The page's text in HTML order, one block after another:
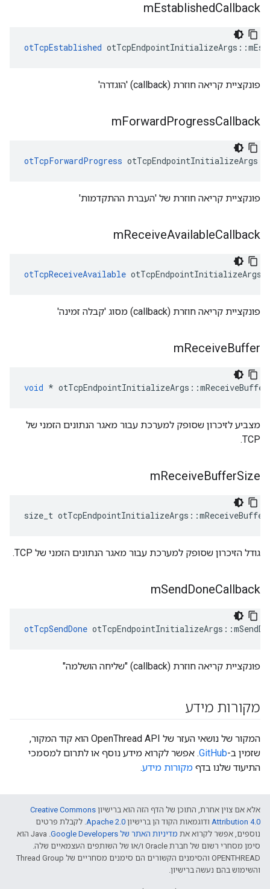
mEstablishedCallback
otTcpEstablished otTcpEndpointInitializeArgs ::
פונקציית קריאה חוזרת (callback) 'הוגדרה'
mForwardProgressCallback
otTcpForwardProgress otTcpEndpointInitializeArgs
פונקציית קריאה חוזרת של 'העברת ההתקדמות'
mReceiveAvailableCallback
otTcpReceiveAvailable otTcpEndpointInitializeArgs
פונקציית קריאה חוזרת (callback) מסוג 'קבלה זמינה'
mReceiveBuffer
void * otTcpEndpointInitializeArgs ::mReceiveBuffer
מצביע לזיכרון שסופק למערכת עבור מאגר הנתונים הזמני של
TCP.
mReceiveBufferSize
size_t otTcpEndpointInitializeArgs ::
גודל הזיכרון שסופק למערכת עבור מאגר הנתונים הזמני של TCP.
mSendDoneCallback
otTcpSendDone otTcpEndpointInitializeArgs ::
פונקציית קריאה חוזרת (callback) "שליחה הושלמה"
מקורות מידע
המקור של נושאי העזר של OpenThread API הוא קוד המקור,
שזמין ב-GitHub. אפשר לקרוא מידע נוסף או לתרום למסמכי
התיעוד שלנו בדף מקורות מידע.
אלא אם צוין אחרת, התוכן של הדף הזה הוא ברישיון Creative Commons
Attribution 4.0‏ ודוגמאות הקוד הן ברישיון Apache 2.0‏. לקבלת פרטים
נוספים, אפשר לקרוא את מדיניות האתר של Google Developers‏
.‏ Java הוא
סימן מסחרי רשום של חברת Oracle ו/או של השותפים העצמאיים שלה.
‫OPENTHREAD והסימנים הקשורים הם סימנים מסחריים של Thread Group
והשימוש בהם נעשה ברישיון.